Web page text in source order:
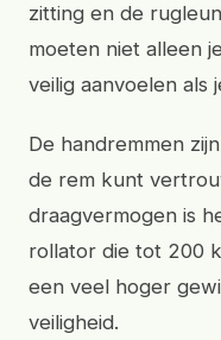
zitting en de
moeten niet alleen
veilig aanvoelen als
De handremmen
de rem kunt
draagvermogen is
rollator die tot 200
een veel hoger
veiligheid.